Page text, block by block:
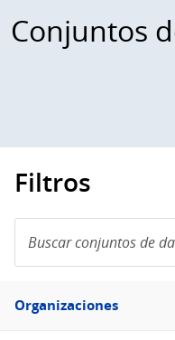
Conjuntos
Filtros
conjuntos
de
Filtro
Organizaciones
Organizaciones